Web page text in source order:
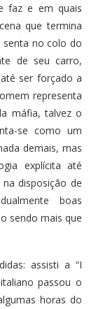
faz e em quais
que termina
no colo do
de seu carro,
ser forçado a
representa
máfia, talvez o
se como um
demais, mas
explícita até
disposição de
boas
sendo mais que
assisti a “I
passou o
horas do